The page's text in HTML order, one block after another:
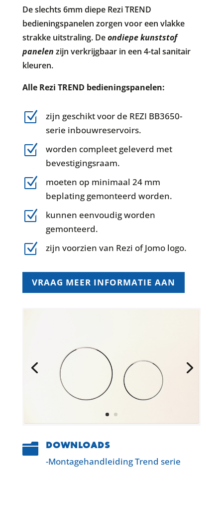
De slechts 6mm diepe Rezi TREND
bedieningspanelen zorgen voor een vlakke
strakke uitstraling. Deondiepe kunststof
panelen zijn verkrijgbaar in een 4-tal sanitair
kleuren.
Alle Rezi TREND bedieningspanelen:
Z
zijn geschikt voor de REZI BB3650-
serie inbouwreservoirs.
Z
worden compleet geleverd met
bevestigingsraam.
Z
moeten op minimaal 24 mm
beplating gemonteerd worden.
Z
kunnen eenvoudig worden
gemonteerd.
Z zijn voorzien van Rezi of Jomo logo.
VRAAG MEER INFORMATIE AAN
 DOWNLOADS
-Montagehandleiding Trend serie